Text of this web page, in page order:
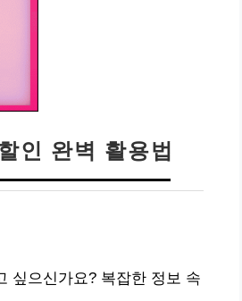
인 완벽 활용법
싶으신가요? 복잡한 정보 속